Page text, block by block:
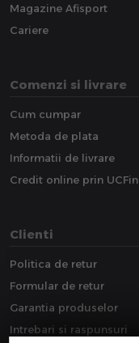
Magazine Afisport
Cariere
Comenzi si livrare
Cum cumpar
Metoda de plata
Informatii de livrare
Credit online prin UCFin
Clienti
Politica de retur
Formular de retur
Garantia produselor
Intrebari si raspunsuri